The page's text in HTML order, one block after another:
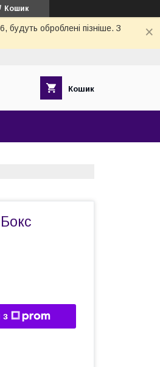
Кошик
будуть оброблені пізніше. З
Кошик
з